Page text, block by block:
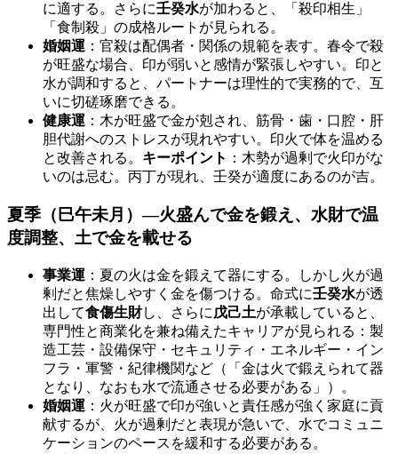
に適する。さらに壬癸水が加わると、「殺印相生」
「食制殺」の成格ルートが見られる。
婚姻運 ：官殺は配偶者・関係の規範を表す。春令で殺
が旺盛な場合、印が弱いと感情が緊張しやすい。印と
水が調和すると、パートナーは理性的で実務的で、互
いに切磋琢磨できる。
健康運 ：木が旺盛で金が剋され、筋骨・歯・口腔・肝
胆代謝へのストレスが現れやすい。印火で体を温める
と改善される。 キーポイント ：木勢が過剰で火印がな
いのは忌む。丙丁が現れ、壬癸が適度にあるのが吉。
夏季（巳午未月）—火盛んで金を鍛え、 水財で温
度調整、 土で金を載せる
事業運 ：夏の火は金を鍛えて器にする。しかし火が過
剰だと焦燥しやすく金を傷つける。命式に壬癸水が透
出して食傷生財し、さらに 戊己土が承載していると、
専門性と商業化を兼ね備えたキャリアが見られる：製
造工芸・設備保守・セキュリティ・エネルギー・イン
フラ・軍警・紀律機関など（「金は火で鍛えられて器
となり、なおも水で流通させる必要がある」）。
婚姻運 ：火が旺盛で印が強いと責任感が強く家庭に貢
献するが、火が過剰だと表現が急いで、水でコミュニ
ケーションのペースを緩和する必要がある。